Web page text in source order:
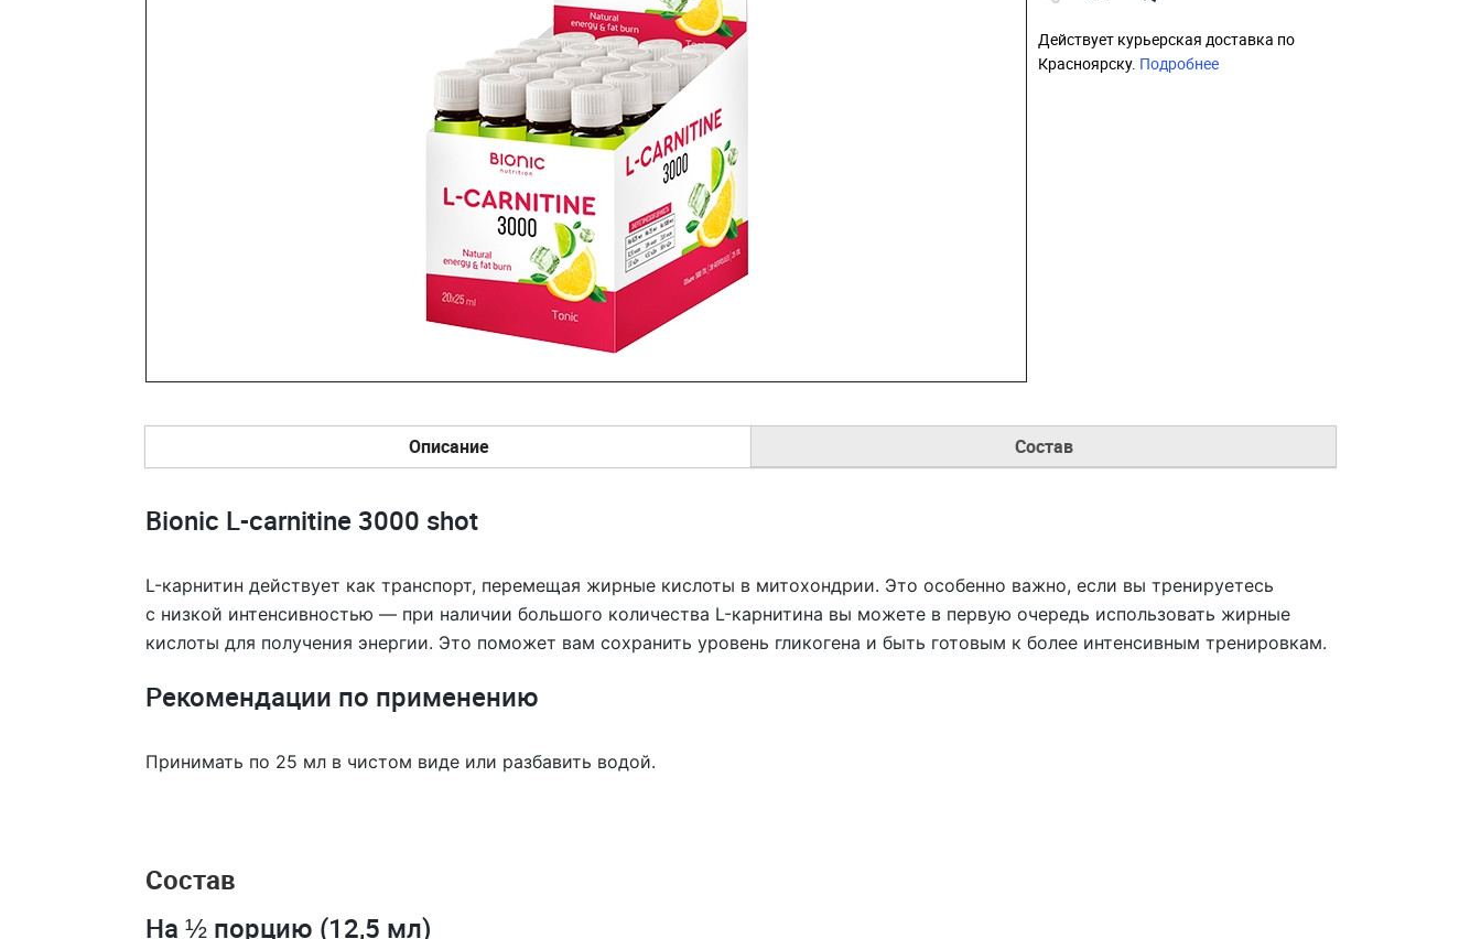
Действует курьерская доставка по
Красноярску. Подробнее
Описание Состав
Bionic L-carnitine 3000 shot
L-карнитин действует как транспорт, перемещая жирные кислоты в митохондрии. Это особенно важно, если вы тренируетесь
с низкой интенсивностью — при наличии большого количества L-карнитина вы можете в первую очередь использовать жирные
кислоты для получения энергии. Это поможет вам сохранить уровень гликогена и быть готовым к более интенсивным тренировкам.
Рекомендации по применению
Принимать по 25 мл в чистом виде или разбавить водой.
Состав
На ½ порцию (12,5 мл)